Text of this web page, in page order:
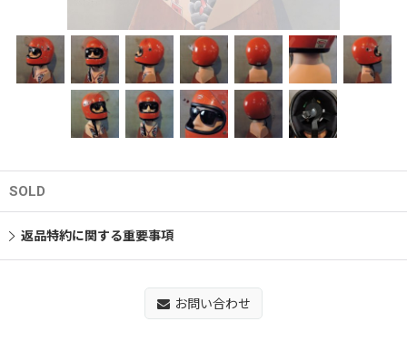
SOLD
返品特約に関する重要事項
お問い合わせ